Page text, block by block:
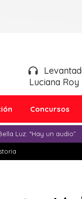
Luciana Roy
Concursos
Luz: “Hay un audio”